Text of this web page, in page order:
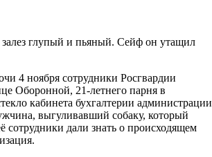
глупый и пьяный. Сейф он утащил
4 ноября сотрудники Росгвардии
Оборонной, 21-летнего парня в
кабинета бухгалтерии администрации
выгуливавший собаку, который
дали знать о происходящем